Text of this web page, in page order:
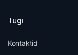
Tugi
Kontaktid